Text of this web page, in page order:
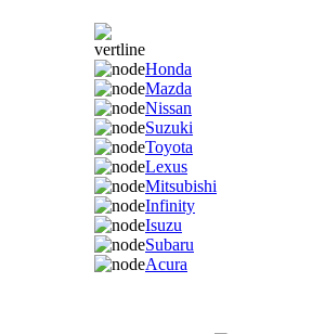
Honda
Mazda
Nissan
Suzuki
Toyota
Lexus
Mitsubishi
Infinity
Isuzu
Subaru
Acura